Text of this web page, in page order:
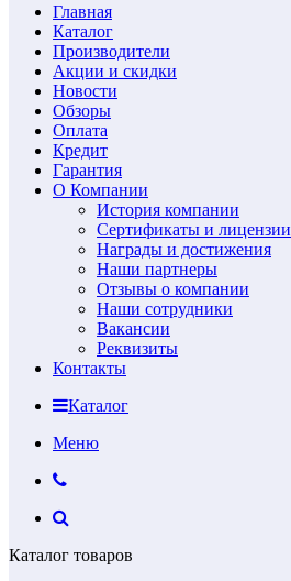
Главная
Каталог
Производители
Акции и скидки
Новости
Обзоры
Оплата
Кредит
Гарантия
О Компании
История компании
Сертификаты и лицензии
Награды и достижения
Наши партнеры
Отзывы о компании
Наши сотрудники
Вакансии
Реквизиты
Контакты
Каталог
Меню
Каталог товаров